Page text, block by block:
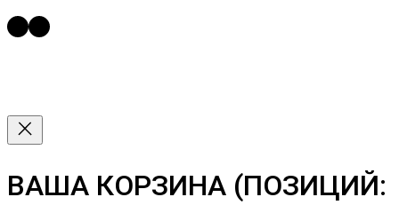
https://t.me/space13_gallery
https://vk.com/space13gallery
ВАША КОРЗИНА (ПОЗИЦИЙ: